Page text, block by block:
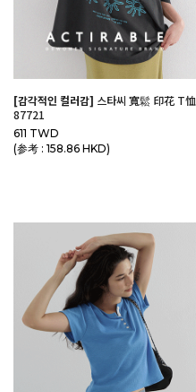
[감각적인 컬러감] 스타씨 寬鬆 印花 T恤
87721
611 TWD
(参考 : 158.86 HKD)